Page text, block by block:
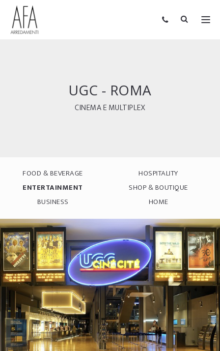
UGC - ROMA
CINEMA E MULTIPLEX
FOOD & BEVERAGE
HOSPITALITY
ENTERTAINMENT
SHOP & BOUTIQUE
BUSINESS
HOME